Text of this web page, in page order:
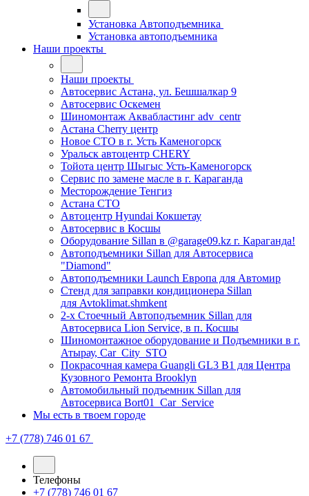
Установка Автоподъемника
Установка автоподъемника
Наши проекты
Наши проекты
Автосервис Астана, ул. Бешшалкар 9
Автосервис Оскемен
Шиномонтаж Аквабластинг adv_centr
Астана Cherry центр
Новое СТО в г. Усть Каменогорск
Уральск автоцентр CHERY
Тойота центр Шыгыс Усть-Каменогорск
Сервис по замене масле в г. Караганда
Месторождение Тенгиз
Астана СТО
Автоцентр Hyundai Кокшетау
Автосервис в Косшы
Оборудование Sillan в @garage09.kz г. Караганда!
Автоподъемники Sillan для Автосервиса
"Diamond"
Автоподъемники Launch Европа для Автомир
Стенд для заправки кондиционера Sillan
для Avtoklimat.shmkent
2-х Стоечный Автоподъемник Sillan для
Автосервиса Lion Service, в п. Косшы
Шиномонтажное оборудование и Подъемники в г.
Атырау, Car_City_STO
Покрасочная камера Guangli GL3 B1 для Центра
Кузовного Ремонта Brooklyn
Автомобильный подъемник Sillan для
Автосервиса Bort01_Car_Service
Мы есть в твоем городе
+7 (778) 746 01 67
Телефоны
+7 (778) 746 01 67